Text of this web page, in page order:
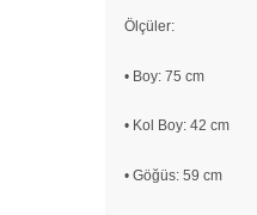
Ölçüler:
• Boy: 75 cm
• Kol Boy: 42 cm
• Göğüs: 59 cm